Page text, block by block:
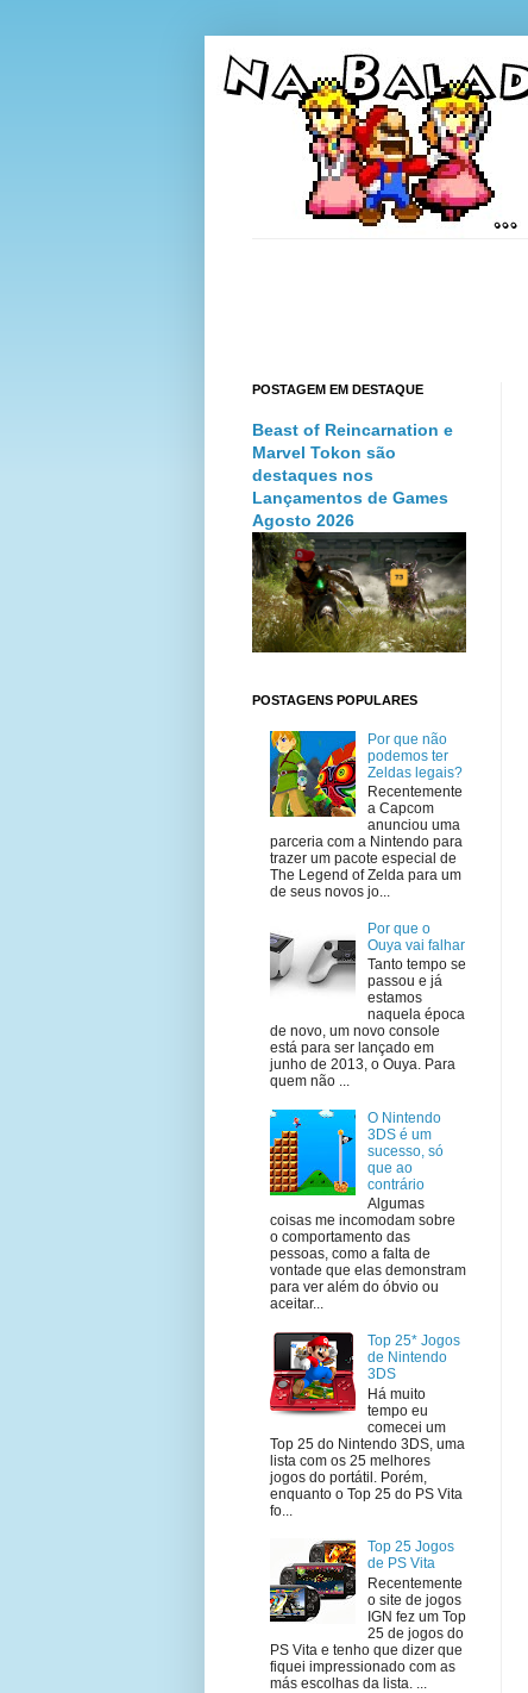
POSTAGEM EM DESTAQUE
Beast of Reincarnation e
Marvel Tokon são
destaques nos
Lançamentos de Games
Agosto 2026
POSTAGENS POPULARES
Por que não
podemos ter
Zeldas legais?
Recentemente
a Capcom
anunciou uma
parceria com a Nintendo para
trazer um pacote especial de
The Legend of Zelda para um
de seus novos jo...
Por que o
Ouya vai falhar
Tanto tempo se
passou e já
estamos
naquela época
de novo, um novo console
está para ser lançado em
junho de 2013, o Ouya. Para
quem não ...
O Nintendo
3DS é um
sucesso, só
que ao
contrário
Algumas
coisas me incomodam sobre
o comportamento das
pessoas, como a falta de
vontade que elas demonstram
para ver além do óbvio ou
aceitar...
Top 25* Jogos
de Nintendo
3DS
Há muito
tempo eu
comecei um
Top 25 do Nintendo 3DS, uma
lista com os 25 melhores
jogos do portátil. Porém,
enquanto o Top 25 do PS Vita
fo...
Top 25 Jogos
de PS Vita
Recentemente
o site de jogos
IGN fez um Top
25 de jogos do
PS Vita e tenho que dizer que
fiquei impressionado com as
más escolhas da lista. ...